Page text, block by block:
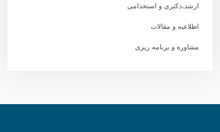
ارشد،دکتری و استخدامی
اطلاعیه و مقالات
مشاوره و برنامه ریزی